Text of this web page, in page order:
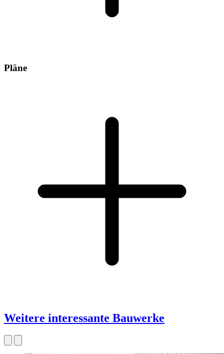
Pläne
Weitere interessante Bauwerke